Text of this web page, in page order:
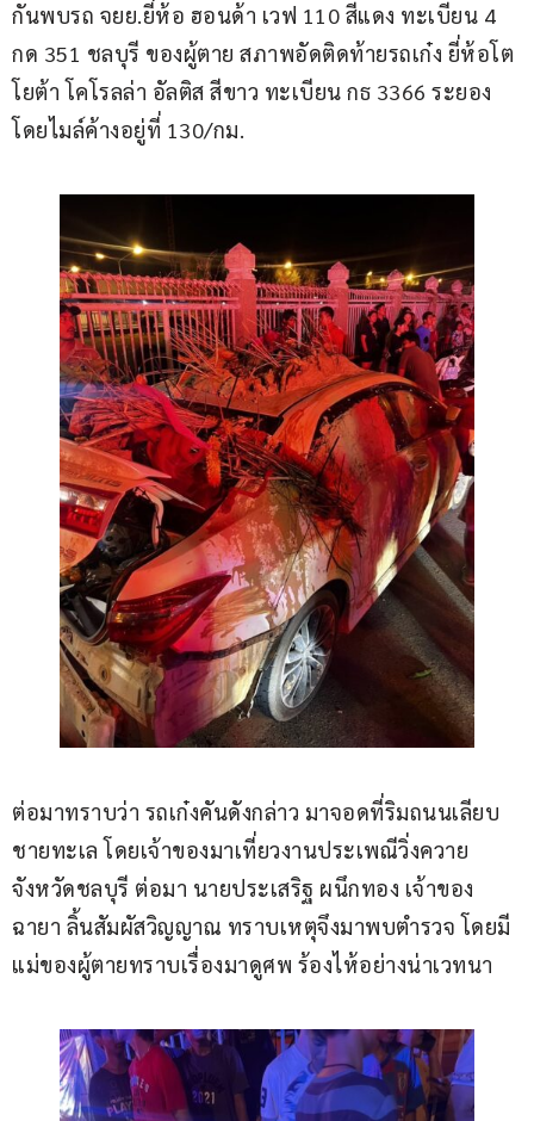
กันพบรถ จยย.ยี่ห้อ ฮอนด้า เวฟ 110 สีแดง ทะเบียน 4
กด 351 ชลบุรี ของผู้ตาย สภาพอัดติดท้ายรถเก๋ง ยี่ห้อโต
โยต้า โคโรลล่า อัลติส สีขาว ทะเบียน กธ 3366 ระยอง
โดยไมล์ค้างอยู่ที่ 130/กม.
ต่อมาทราบว่า รถเก๋งคันดังกล่าว มาจอดที่ริมถนนเลียบ
ชายทะเล โดยเจ้าของมาเที่ยวงานประเพณีวิ่งควาย
จังหวัดชลบุรี ต่อมา นายประเสริฐ ผนึกทอง เจ้าของ
ฉายา ลิ้นสัมผัสวิญญาณ ทราบเหตุจึงมาพบตำรวจ โดยมี
แม่ของผู้ตายทราบเรื่องมาดูศพ ร้องไห้อย่างน่าเวทนา